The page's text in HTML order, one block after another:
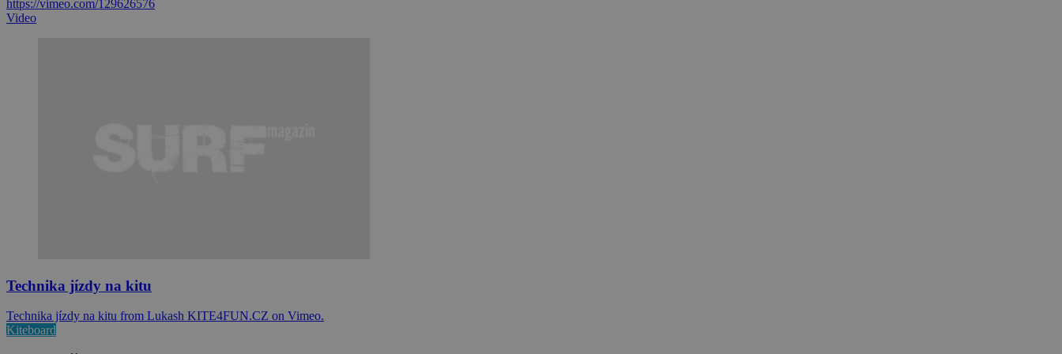
https://vimeo.com/129626576
Video
Technika jízdy na kitu
Technika jízdy na kitu from Lukash KITE4FUN.CZ on Vimeo.
Kiteboard